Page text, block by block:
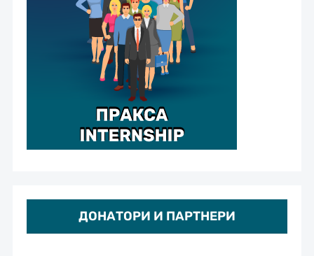
ДОНАТОРИ И ПАРТНЕРИ